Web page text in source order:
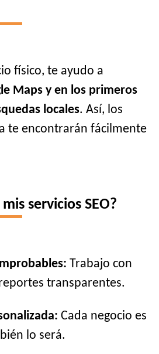
físico, te ayudo a
Maps y en los primeros
locales. Así, los
te encontrarán fácilmente
servicios SEO?
Trabajo con
transparentes.
Cada negocio es
lo será.